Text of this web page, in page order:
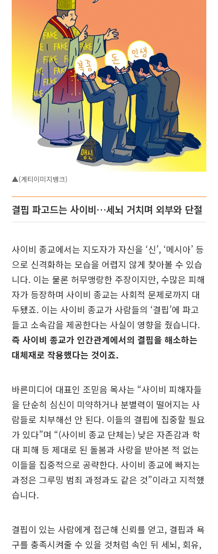
▲(게티이미지뱅크)
결핍 파고드는 사이비…세뇌 거치며 외부와 단절
사이비 종교에서는 지도자가 자신을 ‘신’, ‘메시아’ 등
으로 신격화하는 모습을 어렵지 않게 찾아볼 수 있습
니다. 이는 물론 허무맹랑한 주장이지만, 수많은 피해
자가 등장하며 사이비 종교는 사회적 문제로까지 대
두됐죠. 이는 사이비 종교가 사람들의 ‘결핍’에 파고
들고 소속감을 제공한다는 사실이 영향을 줬습니다.
즉 사이비 종교가 인간관계에서의 결핍을 해소하는
대체재로 작용했다는 것이죠.
바른미디어 대표인 조믿음 목사는 “사이비 피해자들
을 단순히 심신이 미약하거나 분별력이 떨어지는 사
람들로 치부해선 안 된다. 이들의 결핍에 집중할 필요
가 있다”며 “(사이비 종교 단체는) 낮은 자존감과 학
대 피해 등 제대로 된 돌봄과 사랑을 받아본 적 없는
이들을 집중적으로 공략한다. 사이비 종교에 빠지는
과정은 그루밍 범죄 과정과도 같은 것”이라고 지적했
습니다.
결핍이 있는 사람에게 접근해 신뢰를 얻고, 결핍과 욕
구를 충족시켜줄 수 있을 것처럼 속인 뒤 세뇌, 회유,